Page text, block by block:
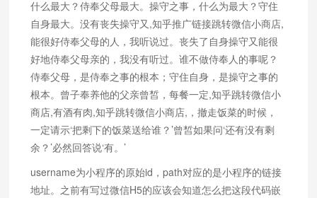
什么最大？侍奉父母最大。操守之事，什么为最大？守住
自身最大。没有丧失操守又,知乎推广链接跳转微信小商店,
能很好侍奉父母的人，我听说过。丧失了自身操守又能很
好地侍奉父母亲的，我没有听过。谁不做侍奉人的事呢？
侍奉父母，是侍奉之事的根本；守住自身，是操守之事的
根本。曾子奉养他的父亲曾皙，每餐一定,知乎跳转微信小
商店,有酒有肉,知乎跳转微信小商店,，撤走饭菜的时候，
一定请示‘把剩下的饭菜送给谁？’曾皙如果问‘还有没有剩
余？’必然回答说‘有。’
username为小程序的原始id，path对应的是小程序的链接
地址。之前有写过微信H5的应该会知道怎么把这段代码嵌